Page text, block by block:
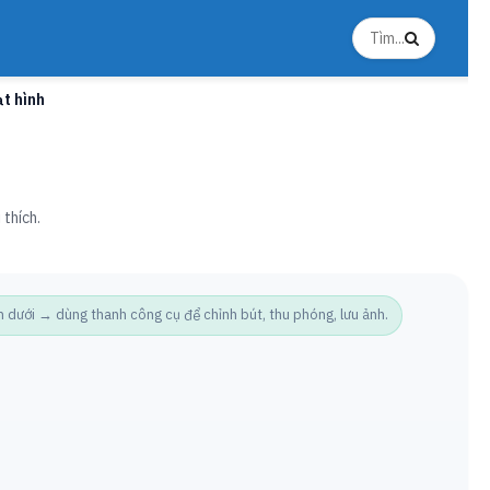
hình
thích.
→ dùng thanh công cụ để chỉnh bút, thu phóng, lưu ảnh.